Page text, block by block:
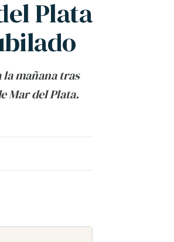
Plata
mañana tras
Mar del Plata.